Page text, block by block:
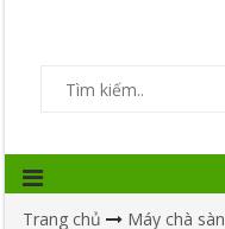
Trang chủ
Máy chà sàn